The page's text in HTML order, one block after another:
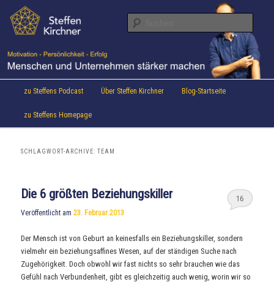
Inhalt
wechseln
sekundären
Inhalt
Steffen Kirchner Blog
Aktuelles von Speaker & Motivationstrainer Steffen Kirchner
Hauptmenü
zu Steffens Podcast Über Steffen Kirchner Blog-Startseite
zu Steffens Homepage
SCHLAGWORT-ARCHIVE:TEAM
Die 6 größten Beziehungskiller
Veröffentlicht am23. Februar 2013
16
Der Mensch ist von Geburt an keinesfalls ein Beziehungskiller, sondern
vielmehr ein beziehungsaffines Wesen, auf der ständigen Suche nach
Zugehörigkeit. Doch obwohl wir fast nichts so sehr brauchen wie das
Gefühl nach Verbundenheit, gibt es gleichzeitig auch wenig, worin wir so